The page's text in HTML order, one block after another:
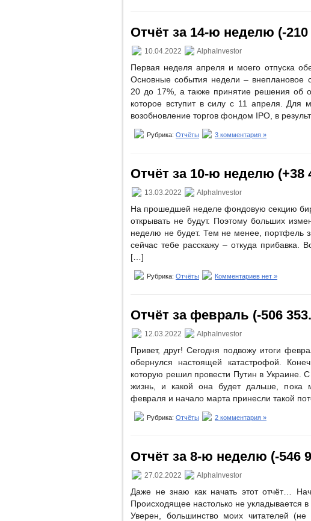
Отчёт за 14-ю неделю (-210
10.04.2022 AlphaInvestor
Первая неделя апреля и моего отпуска
Основные события недели – внеплановое
20 до 17%, а также принятие решения об
которое вступит в силу с 11 апреля. Для
возобновление торгов фондом IPO, в
Рубрика: Отчёты 3 комментария »
Отчёт за 10-ю неделю (+38
13.03.2022 AlphaInvestor
На прошедшей неделе фондовую секцию
открывать не будут. Поэтому больших
неделю не будет. Тем не менее, портфель
сейчас тебе расскажу – откуда прибавка.
[…]
Рубрика: Отчёты Комментариев нет »
Отчёт за февраль (-506
12.03.2022 AlphaInvestor
Привет, друг! Сегодня подвожу итоги
обернулся настоящей катастрофой.
которую решил провести Путин в Украине.
жизнь, и какой она будет дальше, пока
февраля и начало марта принесли такой
Рубрика: Отчёты 2 комментария »
Отчёт за 8-ю неделю (-546
27.02.2022 AlphaInvestor
Даже не знаю как начать этот отчёт…
Происходящее настолько не укладывается в
Уверен, большинство моих читателей